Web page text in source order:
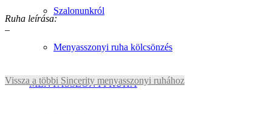
Szalonunkról
Menyasszonyi ruha kölcsönzés
MENYASSZONYI RUHA
Ruha leírása:
–
Vissza a többi Sincerity menyasszonyi ruhához